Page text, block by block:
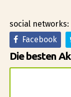
social networks:
Facebook
Die besten